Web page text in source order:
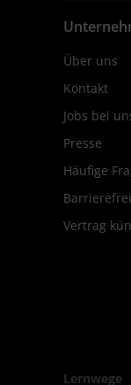
Über uns
Kontakt
Jobs bei
Presse
Häufige
Vertrag
Lernwege